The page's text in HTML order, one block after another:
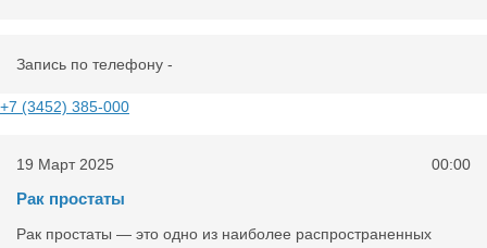
Запись по телефону -
+7 (3452) 385-000
19 Март 2025 00:00
Рак простаты
Рак простаты — это одно из наиболее распространенных